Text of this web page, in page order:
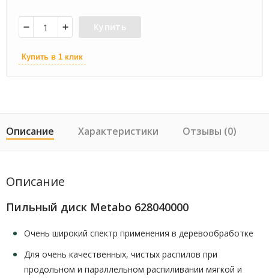
Купить
Купить в 1 клик
Описание Характеристики Отзывы (0)
Описание
Пильный диск Metabo 628040000
Очень широкий спектр применения в деревообработке
Для очень качественных, чистых распилов при
продольном и параллельном распиливании мягкой и